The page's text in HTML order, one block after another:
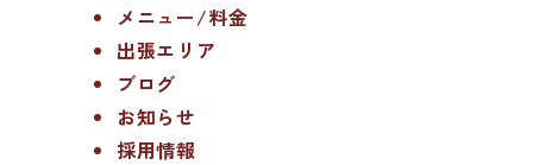
メニュー/料金
出張エリア
ブログ
お知らせ
採用情報